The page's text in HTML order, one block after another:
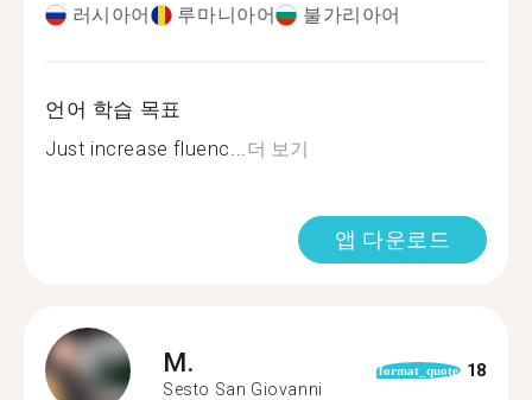
러시아어 루마니아어 불가리아어
언어 학습 목표
Just increase fluenc...더 보기
앱 다운로드
M.
Sesto San Giovanni
format_quote 18